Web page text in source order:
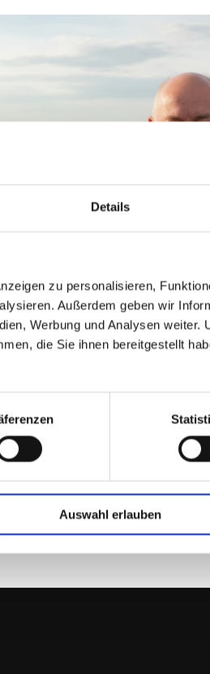
Details
zu personalisieren,
Außerdem geben wir
Werbung und Analysen weiter.
die Sie ihnen bereitgestellt
Auswahl erlauben
ohne Marktschreierei |
2026